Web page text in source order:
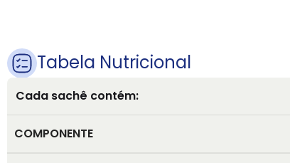
Tabela Nutricional
Cada sachê contém:
COMPONENTE